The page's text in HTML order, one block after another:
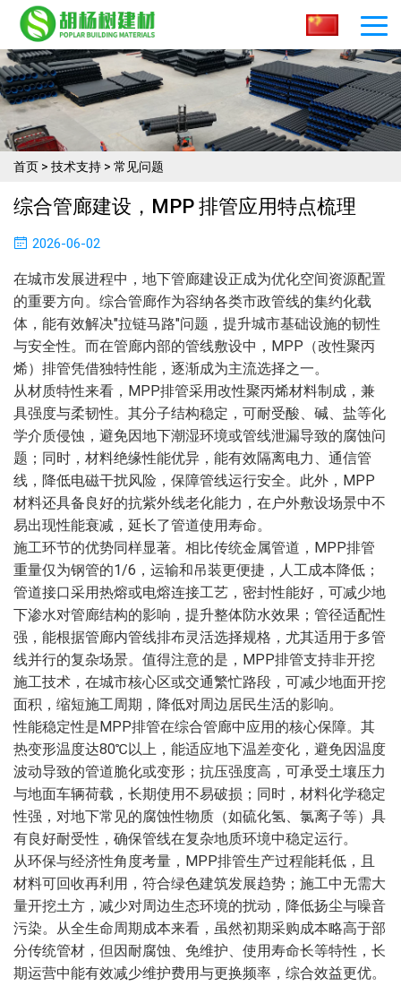
首页 > 技术支持 > 常见问题
综合管廊建设，MPP 排管应用特点梳理
2026-06-02
在城市发展进程中，地下管廊建设正成为优化空间资源配置
的重要方向。综合管廊作为容纳各类市政管线的集约化载
体，能有效解决"拉链马路"问题，提升城市基础设施的韧性
与安全性。而在管廊内部的管线敷设中，MPP（改性聚丙
烯）排管凭借独特性能，逐渐成为主流选择之一。
从材质特性来看，MPP排管采用改性聚丙烯材料制成，兼
具强度与柔韧性。其分子结构稳定，可耐受酸、碱、盐等化
学介质侵蚀，避免因地下潮湿环境或管线泄漏导致的腐蚀问
题；同时，材料绝缘性能优异，能有效隔离电力、通信管
线，降低电磁干扰风险，保障管线运行安全。此外，MPP
材料还具备良好的抗紫外线老化能力，在户外敷设场景中不
易出现性能衰减，延长了管道使用寿命。
施工环节的优势同样显著。相比传统金属管道，MPP排管
重量仅为钢管的1/6，运输和吊装更便捷，人工成本降低；
管道接口采用热熔或电熔连接工艺，密封性能好，可减少地
下渗水对管廊结构的影响，提升整体防水效果；管径适配性
强，能根据管廊内管线排布灵活选择规格，尤其适用于多管
线并行的复杂场景。值得注意的是，MPP排管支持非开挖
施工技术，在城市核心区或交通繁忙路段，可减少地面开挖
面积，缩短施工周期，降低对周边居民生活的影响。
性能稳定性是MPP排管在综合管廊中应用的核心保障。其
热变形温度达80℃以上，能适应地下温差变化，避免因温度
波动导致的管道脆化或变形；抗压强度高，可承受土壤压力
与地面车辆荷载，长期使用不易破损；同时，材料化学稳定
性强，对地下常见的腐蚀性物质（如硫化氢、氯离子等）具
有良好耐受性，确保管线在复杂地质环境中稳定运行。
从环保与经济性角度考量，MPP排管生产过程能耗低，且
材料可回收再利用，符合绿色建筑发展趋势；施工中无需大
量开挖土方，减少对周边生态环境的扰动，降低扬尘与噪音
污染。从全生命周期成本来看，虽然初期采购成本略高于部
分传统管材，但因耐腐蚀、免维护、使用寿命长等特性，长
期运营中能有效减少维护费用与更换频率，综合效益更优。